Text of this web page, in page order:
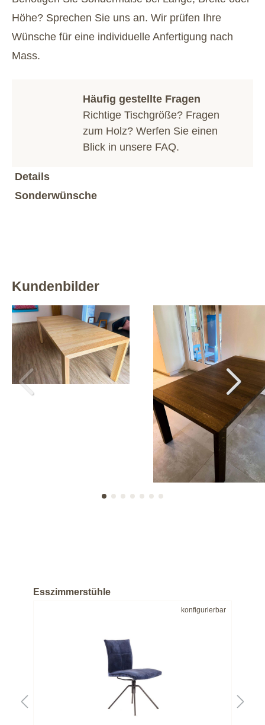
Höhe? Sprechen Sie uns an. Wir prüfen Ihre
Wünsche für eine individuelle Anfertigung nach
Mass.
Häufig gestellte Fragen
Richtige Tischgröße? Fragen
zum Holz? Werfen Sie einen
Blick in unsere FAQ.
Details
Sonderwünsche
Kundenbilder
Esszimmerstühle
konfigurierbar